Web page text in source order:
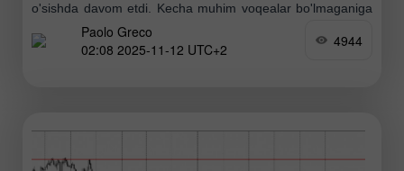
o'sishda davom etdi. Kecha muhim voqealar bo'lmaganiga
va yaqinlashayotgan "shutdown" yakunlanishi haqidagi
yangiliklar dollarning mustahkamlanishiga olib kelishi
Paolo Greco
02:08 2025-11-12 UTC+2
4944